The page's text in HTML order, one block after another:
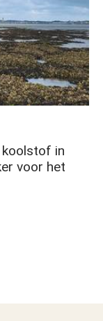
koolstof in
voor het